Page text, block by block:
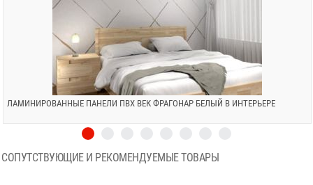
ЛАМИНИРОВАННЫЕ ПАНЕЛИ ПВХ ВЕК ФРАГОНАР БЕЛЫЙ В ИНТЕРЬЕРЕ
СОПУТСТВУЮЩИЕ И РЕКОМЕНДУЕМЫЕ ТОВАРЫ